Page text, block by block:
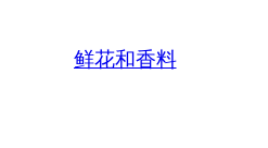
鲜花和香料